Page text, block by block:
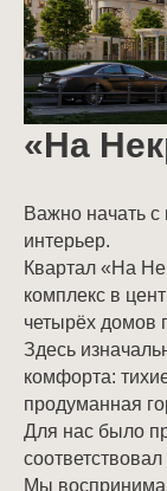
«На
Важно начать с
интерьер.
Квартал «На
комплекс в
четырёх домов
Здесь
комфорта:
продуманная
Для нас было
Мы